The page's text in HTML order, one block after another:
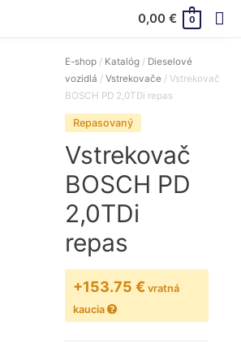
0,00€ 0
Prihlásenie / Registrácia
E-shop / Katalóg / Dieselové
vozidlá /Vstrekovače / Vstrekovač
BOSCH PD 2,0TDi repas
Repasovaný
Vstrekovač
BOSCH PD
2,0TDi
repas
+153.75 € vratná
kaucia